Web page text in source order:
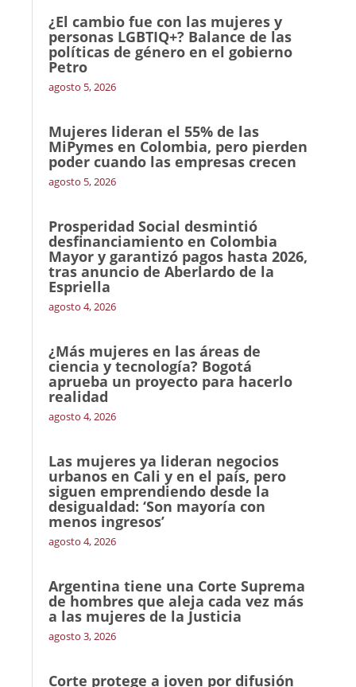
¿El cambio fue con las mujeres y
personas LGBTIQ+? Balance de las
políticas de género en el gobierno
Petro
agosto 5, 2026
Mujeres lideran el 55% de las
MiPymes en Colombia, pero pierden
poder cuando las empresas crecen
agosto 5, 2026
Prosperidad Social desmintió
desfinanciamiento en Colombia
Mayor y garantizó pagos hasta 2026,
tras anuncio de Aberlardo de la
Espriella
agosto 4, 2026
¿Más mujeres en las áreas de
ciencia y tecnología? Bogotá
aprueba un proyecto para hacerlo
realidad
agosto 4, 2026
Las mujeres ya lideran negocios
urbanos en Cali y en el país, pero
siguen emprendiendo desde la
desigualdad: ‘Son mayoría con
menos ingresos’
agosto 4, 2026
Argentina tiene una Corte Suprema
de hombres que aleja cada vez más
a las mujeres de la Justicia
agosto 3, 2026
Corte protege a joven por difusión